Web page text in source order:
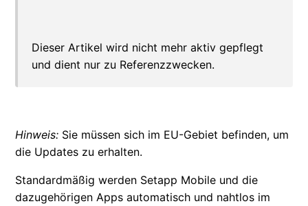
Dieser Artikel wird nicht mehr aktiv gepflegt
und dient nur zu Referenzzwecken.
Hinweis: Sie müssen sich im EU-Gebiet befinden, um
die Updates zu erhalten.
Standardmäßig werden Setapp Mobile und die
dazugehörigen Apps automatisch und nahtlos im